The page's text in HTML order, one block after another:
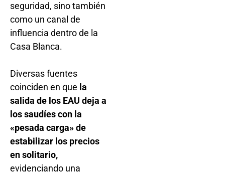
seguridad, sino también
como un canal de
influencia dentro de la
Casa Blanca.
Diversas fuentes
coinciden en que la
salida de los EAU deja a
los saudíes con la
«pesada carga» de
estabilizar los precios
en solitario,
evidenciando una